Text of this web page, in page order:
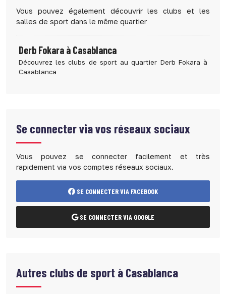
Vous pouvez également découvrir les clubs et les
salles de sport dans le même quartier
Derb Fokara à Casablanca
Découvrez les clubs de sport au quartier Derb Fokara à
Casablanca
Se connecter via vos réseaux sociaux
Vous pouvez se connecter facilement et très
rapidement via vos comptes réseaux sociaux.
SE CONNECTER VIA FACEBOOK
SE CONNECTER VIA GOOGLE
Autres clubs de sport à Casablanca